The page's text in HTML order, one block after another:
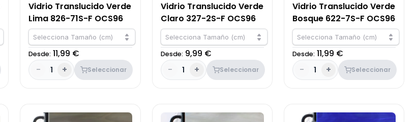
Vidrio Translucido Verde
Lima 826-71S-F OCS96
Selecciona Tamaño (cm)
Desde: 11,99 €
-
1 + Seleccionar
Vidrio Translucido Verde
Claro 327-2S-F OCS96
Selecciona Tamaño (cm)
Desde: 9,99 €
-
1 + Seleccionar
Vidrio Translucido Verde
Bosque 622-7S-F OCS96
Selecciona Tamaño (cm)
Desde: 11,99 €
-
1 + Seleccionar